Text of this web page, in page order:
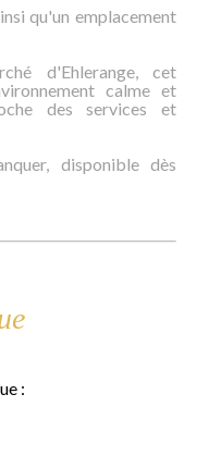
qu'un emplacement
d'Ehlerange, cet
calme et
des services et
disponible dès
: